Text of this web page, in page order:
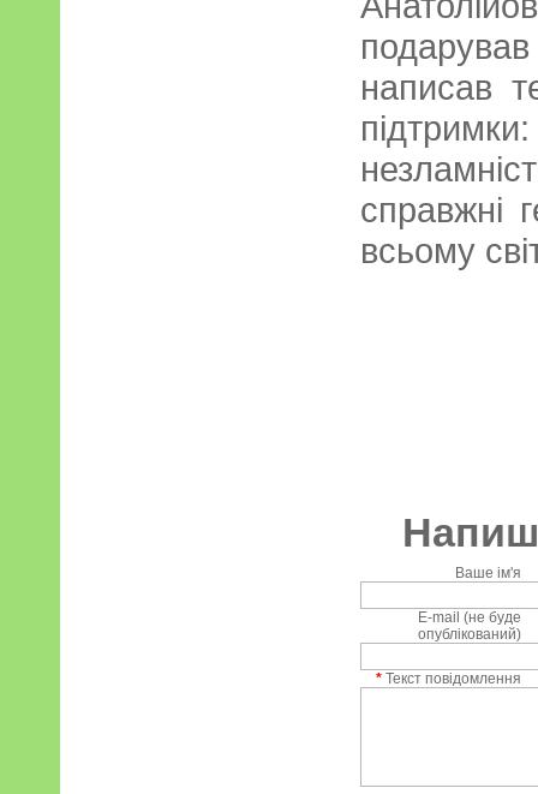
написав
справжні
всьому
Ваше ім'я
E-mail (не буде
опублікований)
* Текст повідомлення